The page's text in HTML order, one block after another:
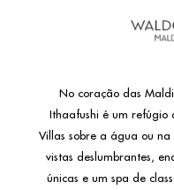
No coração das
Ithaafushi é um refúgio
Villas sobre a água ou
vistas deslumbrantes,
únicas e um spa de